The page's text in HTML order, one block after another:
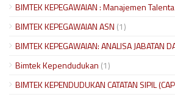
BIMTEK KEPEGAWAIAN : Manajemen
BIMTEK KEPEGAWAIAN ASN (1)
BIMTEK KEPEGAWAIAN: ANALISA JABATAN
Bimtek Kependudukan (1)
BIMTEK KEPENDUDUKAN CATATAN SIPIL